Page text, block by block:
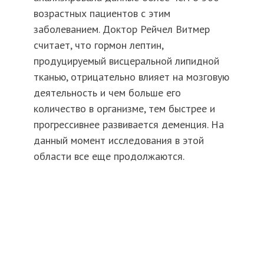
возрастных пациентов с этим
заболеванием. Доктор Рейчел Витмер
считает, что гормон лептин,
продуцируемый висцеральной липидной
тканью, отрицательно влияет на мозговую
деятельность и чем больше его
количество в организме, тем быстрее и
прогрессивнее развивается деменция. На
данный момент исследования в этой
области все еще продолжаются.